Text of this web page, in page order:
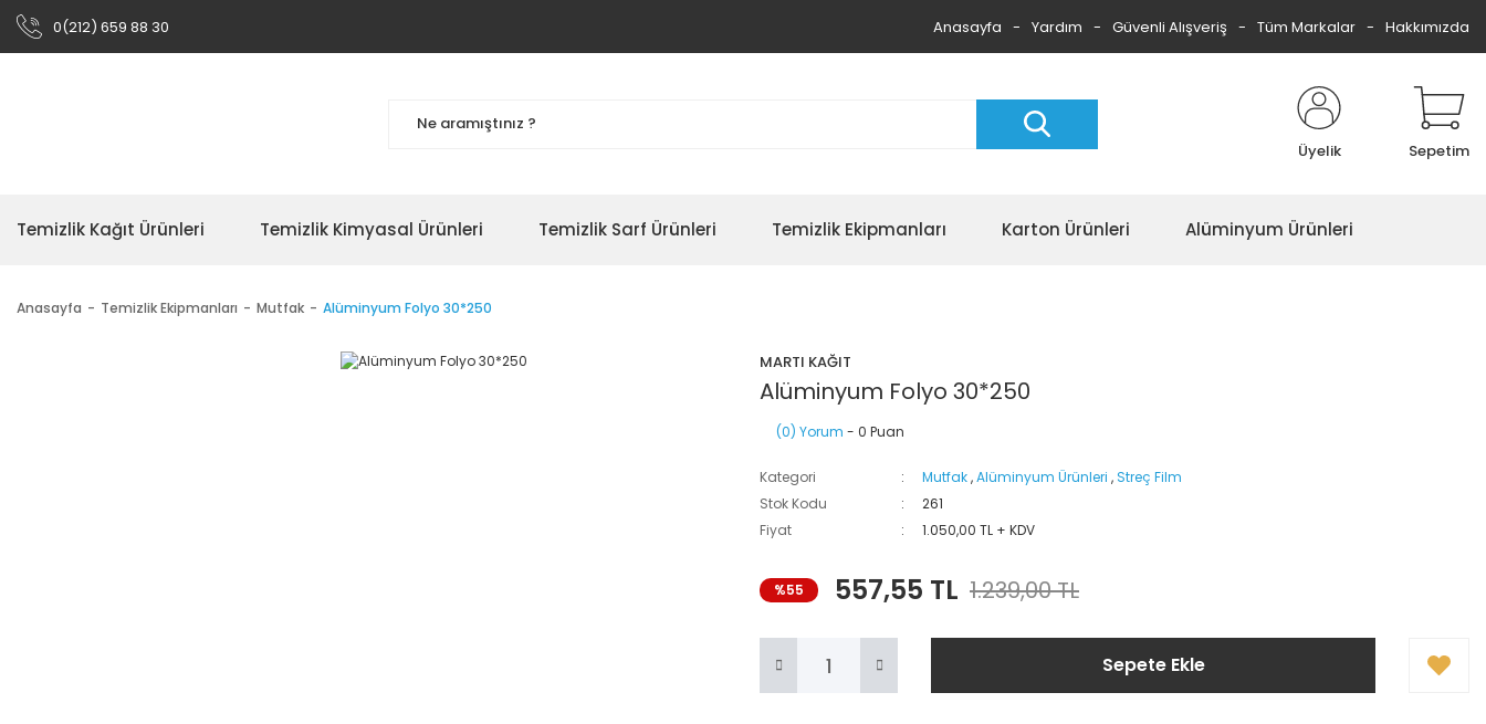
0(212) 659 88 30 Anasayfa Yardım Güvenli Alışveriş Tüm Markalar Hakkımızda
Üyelik Sepetim
Temizlik Kağıt Ürünleri Temizlik Kimyasal Ürünleri Temizlik Sarf Ürünleri Temizlik Ekipmanları Karton Ürünleri Alüminyum Ürünleri
Anasayfa Temizlik Ekipmanları Mutfak Alüminyum Folyo 30*250
MARTI KAĞIT
Alüminyum Folyo 30*250
(0) Yorum - 0 Puan
Kategori Mutfak,Alüminyum Ürünleri ,Streç Film
Stok Kodu
261
Fiyat
1.050,00 TL + KDV
%55 557,55 TL 1.239,00 TL
Sepete Ekle